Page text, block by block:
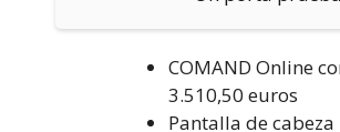
COMAND Online
3.510,50 euros
Pantalla de